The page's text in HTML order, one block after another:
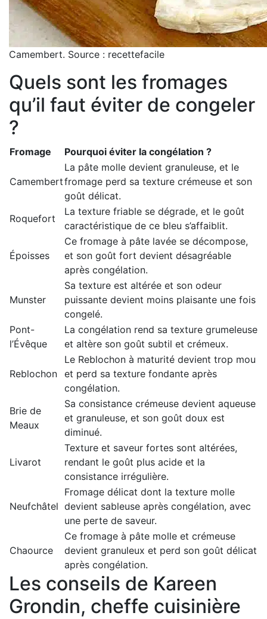
Camembert. Source : recettefacile
Quels sont les fromages
qu’il faut éviter de congeler
?
Fromage Pourquoi éviter la congélation ?
Camembert
La pâte molle devient granuleuse, et le
fromage perd sa texture crémeuse et son
goût délicat.
Roquefort
La texture friable se dégrade, et le goût
caractéristique de ce bleu s’affaiblit.
Époisses
Ce fromage à pâte lavée se décompose,
et son goût fort devient désagréable
après congélation.
Munster
Sa texture est altérée et son odeur
puissante devient moins plaisante une fois
congelé.
Pont-
l’Évêque
La congélation rend sa texture grumeleuse
et altère son goût subtil et crémeux.
Reblochon
Le Reblochon à maturité devient trop mou
et perd sa texture fondante après
congélation.
Brie de
Meaux
Sa consistance crémeuse devient aqueuse
et granuleuse, et son goût doux est
diminué.
Livarot
Texture et saveur fortes sont altérées,
rendant le goût plus acide et la
consistance irrégulière.
Neufchâtel
Fromage délicat dont la texture molle
devient sableuse après congélation, avec
une perte de saveur.
Chaource
Ce fromage à pâte molle et crémeuse
devient granuleux et perd son goût délicat
après congélation.
Les conseils de Kareen
Grondin, cheffe cuisinière